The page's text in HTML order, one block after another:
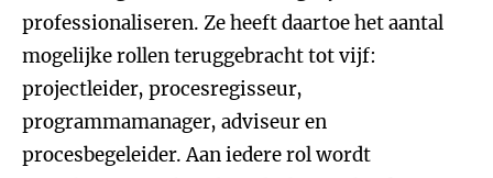
professionaliseren. Ze heeft daartoe het aantal
mogelijke rollen teruggebracht tot vijf:
projectleider, procesregisseur,
programmamanager, adviseur en
procesbegeleider. Aan iedere rol wordt